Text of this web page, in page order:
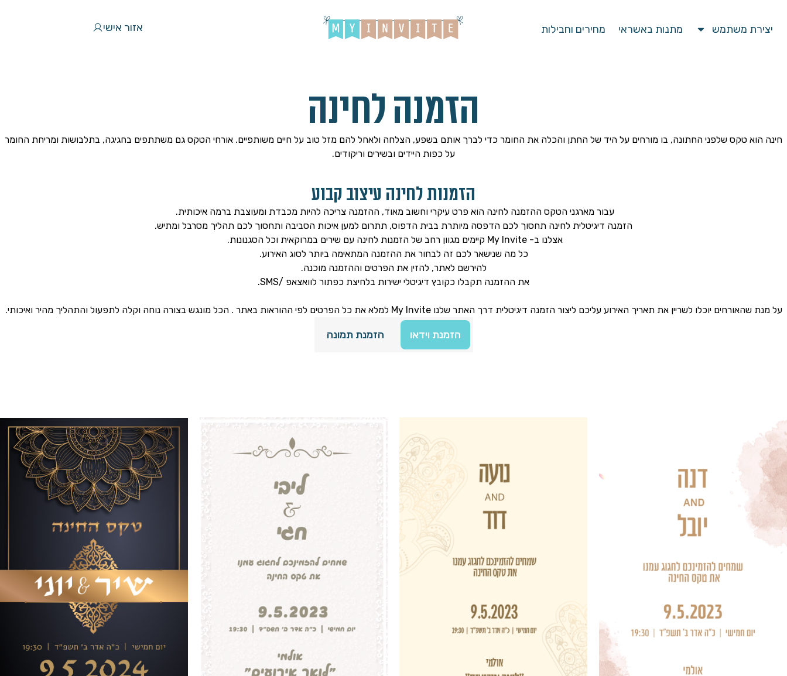
יצירת משתמש מתנות באשראי מחירים וחבילות אזור אישי
הזמנה לחינה
חינה הוא טקס שלפני החתונה, בו מורחים על היד של החתן והכלה את החומר כדי לברך אותם בשפע, הצלחה ולאחל להם מזל טוב על חיים משותפיים. אורחי הטקס גם משתתפים בחגיגה, בתלבושות ומריחת החומר
על כפות היידים ובשירים וריקודים.
הזמנות לחינה עיצוב קבוע
עבור מארגני הטקס ההזמנה לחינה הוא פרט עיקרי וחשוב מאוד, ההזמנה צריכה להיות מכבדת ומעוצבת ברמה איכותית.
הזמנה דיגיטלית לחינה תחסוך לכם הדפסה מיותרת בבית הדפוס, תתרום למען איכות הסביבה ותחסוך לכם תהליך מסרבל ומתיש.
אצלנו ב- My Invite קיימים מגוון רחב של הזמנות לחינה עם שירים במרוקאית וכל הסגנונות.
כל מה שנישאר לכם זה לבחור את ההזמנה המתאימה ביותר לסוג האירוע.
להירשם לאתר, להזין את הפרטים וההזמנה מוכנה.
את ההזמנה תקבלו כקובץ דיגיטלי ישירות בלחיצת כפתור לוואצאפ /SMS.
על מנת שהאורחים יוכלו לשריין את תאריך האירוע עליכם ליצור הזמנה דיגיטלית דרך האתר שלנו My Invite למלא את כל הפרטים לפי ההוראות באתר . הכל מונגש בצורה נוחה וקלה לתפעול והתהליך מהיר ואיכותי.
הזמנת וידאו הזמנת תמונה